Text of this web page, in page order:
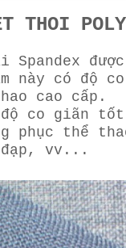
THOI
này có độ
cao cấp.
độ co giãn
phục thể
đạp, vv...